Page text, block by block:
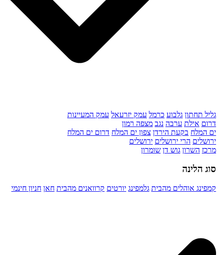
גליל תחתון גלבוע כרמל עמק יזרעאל עמק המעיינות
דרום אילת ערבה נגב מצפה רמון
ים המלח בקעת הירדן צפון ים המלח דרום ים המלח
ירושלים הרי ירושלים ירושלים
מרכז השרון גוש דן שומרון
סוג הלינה
קמפינג אוהלים מהבית גלמפינג יורטים קרוואנים מהבית חאן חניון חינמי